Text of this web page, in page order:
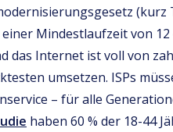
(kurz
Mindestlaufzeit von
das Internet ist voll von
umsetzen. ISPs
– für alle
haben 60 % der 18-44